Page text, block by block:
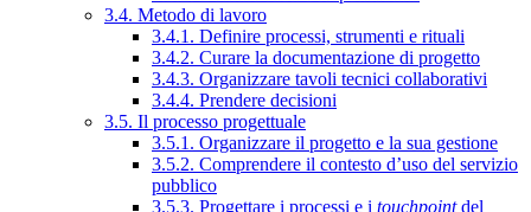
3.4. Metodo di lavoro
3.4.1. Definire processi, strumenti e rituali
3.4.2. Curare la documentazione di progetto
3.4.3. Organizzare tavoli tecnici collaborativi
3.4.4. Prendere decisioni
3.5. Il processo progettuale
3.5.1. Organizzare il progetto e la sua gestione
3.5.2. Comprendere il contesto d’uso del servizio
pubblico
3.5.3. Progettare i processi e i touchpointdel